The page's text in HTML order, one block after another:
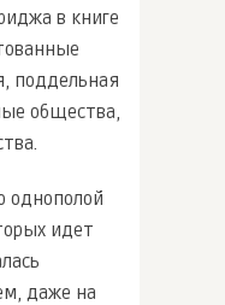
в книге
поддельная
общества,
однополой
идет
даже на